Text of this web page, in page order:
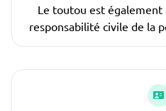
Le toutou est également
responsabilité civile de la